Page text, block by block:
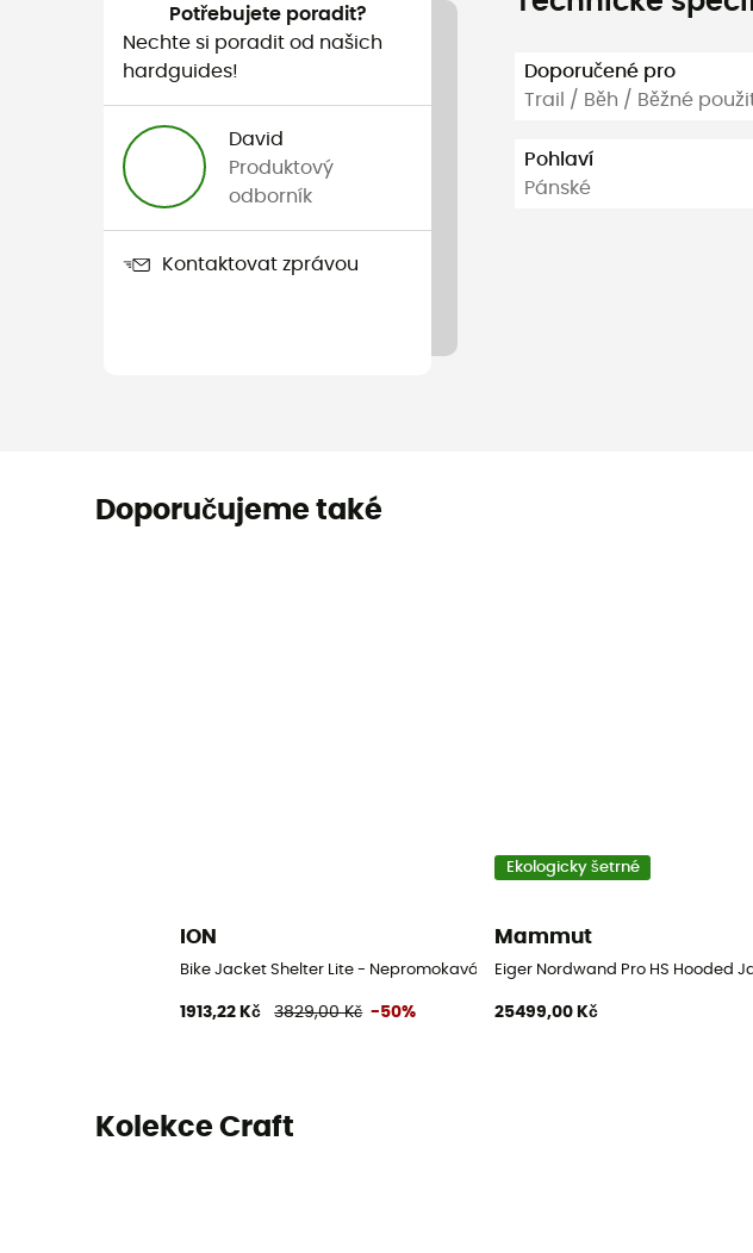
Potřebujete poradit?
Nechte si poradit od našich
hardguides!
David
Produktový
odborník
Kontaktovat zprávou
Doporučené pro
Trail / Běh / Běžné
Pohlaví
Pánské
Doporučujeme také
ION
Bike Jacket Shelter Lite - Nepromokavá bunda
1913,22 Kč 3829,00 Kč -50%
Ekologicky šetrné
Mammut
Eiger Nordwand Pro HS Hooded
25499,00 Kč
Kolekce Craft